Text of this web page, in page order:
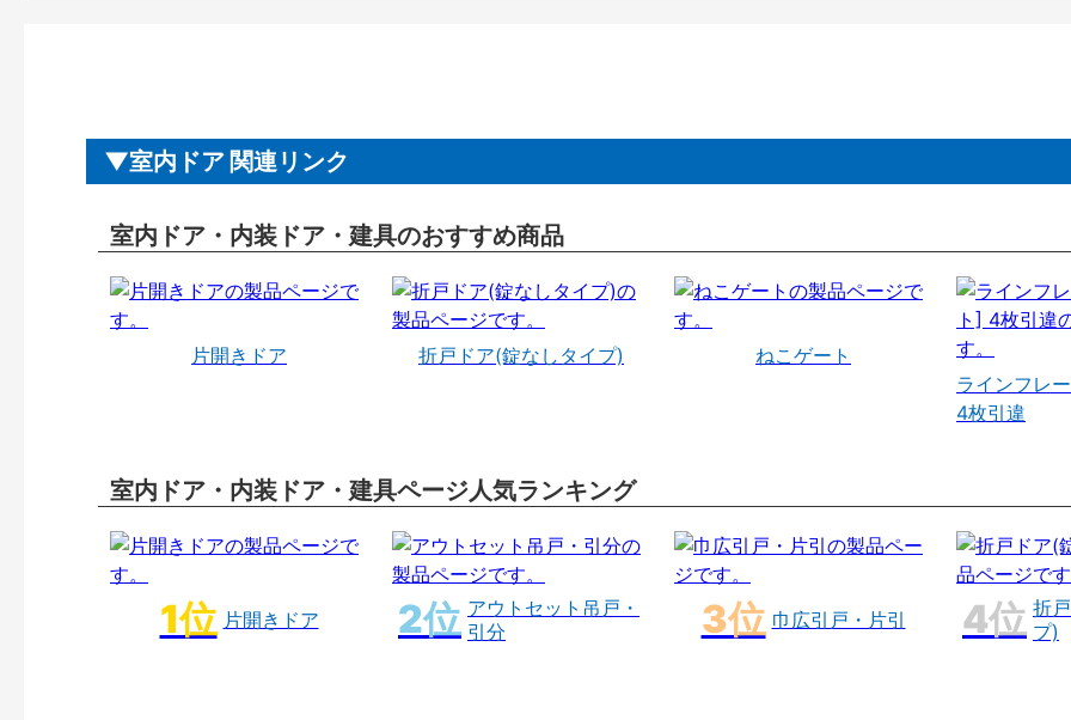
室内ドア 関連リンク
室内ドア・内装ドア・建具のおすすめ商品
片開きドア 折戸ドア(錠なしタイプ)
ねこゲート
ラインフレ
4枚引違
室内ドア・内装ドア・建具ページ人気ランキング
片開きドア
アウトセット吊戸・
引分
巾広引戸・片引
折
プ)